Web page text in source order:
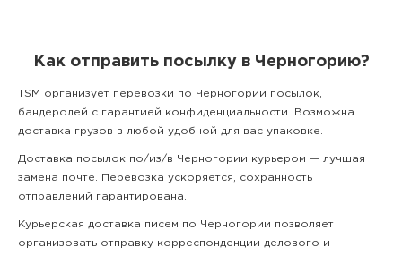
Как отправить посылку в Черногорию?
TSM организует перевозки по Черногории посылок,
бандеролей с гарантией конфиденциальности. Возможна
доставка грузов в любой удобной для вас упаковке.
Доставка посылок по/из/в Черногории курьером — лучшая
замена почте. Перевозка ускоряется, сохранность
отправлений гарантирована.
Курьерская доставка писем по Черногории позволяет
организовать отправку корреспонденции делового и